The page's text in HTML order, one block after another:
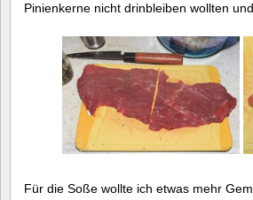
Pinienkerne nicht drinbleiben wollten
Für die Soße wollte ich etwas mehr